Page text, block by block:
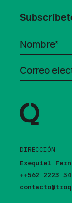
DIRECCIÓN
Exequiel
++562 2223